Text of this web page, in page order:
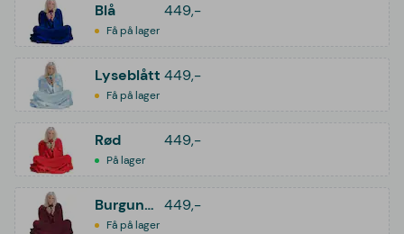
Blå 449,-
Få på lager
Lyseblått 449,-
Få på lager
Rød 449,-
På lager
Burgunder449,-
Få på lager